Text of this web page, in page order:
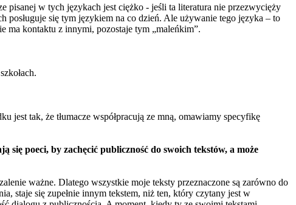
w tych językach jest ciężko - jeśli ta literatura nie przezwycięży
posługuje się tym językiem na co dzień. Ale używanie tego języka – to
ma kontaktu z innymi, pozostaje tym „maleńkim”.
jest tak, że tłumacze współpracują ze mną, omawiamy specyfikę
poeci, by zachęcić publiczność do swoich tekstów, a może
ważne. Dlatego wszystkie moje teksty przeznaczone są zarówno do
staje się zupełnie innym tekstem, niż ten, który czytany jest w